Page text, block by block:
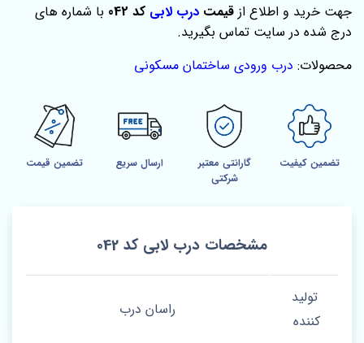
جهت خرید و اطلاع از قیمت درب لابی کد 042
با شماره های
درج شده در سایت تماس بگیرید.
محصولات: درب ورودی ساختمان مسکونی
تضمین کیفیت
گارانتی معتبر
شرکتی
ارسال سریع تضمین قیمت
مشخصات درب لابی کد 042
تولید
کننده
راسان درب